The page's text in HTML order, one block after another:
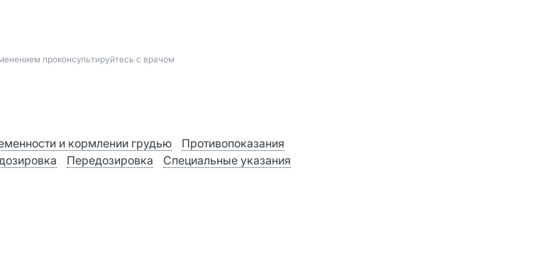
проконсультируйтесь с врачом
и кормлении грудью
Противопоказания
Передозировка
Специальные указания